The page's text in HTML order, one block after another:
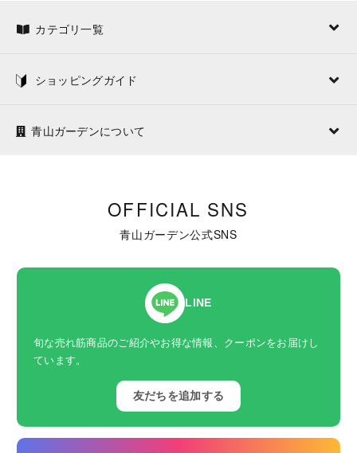
カテゴリ一覧
ショッピングガイド
青山ガーデンについて
OFFICIAL SNS
青山ガーデン公式SNS
LINE
旬な売れ筋商品のご紹介やお得な情報、クーポンをお届けし
ています。
友だちを追加する